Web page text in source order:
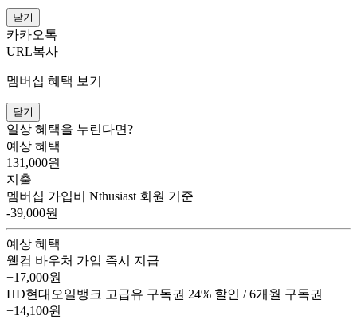
닫기
카카오톡
URL복사
멤버십 혜택 보기
닫기
일상 혜택을 누린다면?
예상 혜택
131,000원
지출
멤버십 가입비
Nthusiast 회원 기준
-39,000원
예상 혜택
웰컴 바우처 가입 즉시 지급
+17,000원
HD현대오일뱅크 고급유 구독권 24% 할인 / 6개월 구독권
+14,100원